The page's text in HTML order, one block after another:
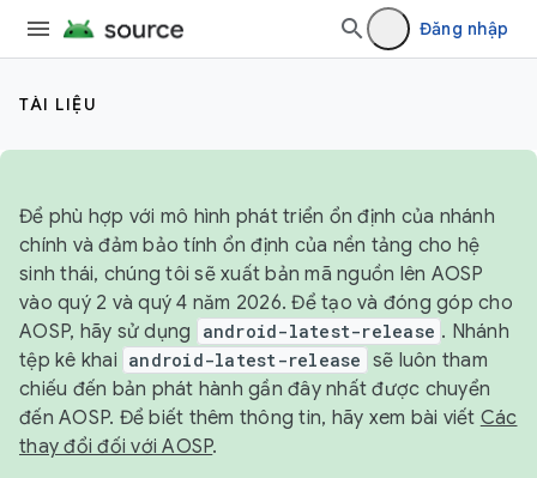
Đăng nhập
TÀI LIỆU
Để phù hợp với mô hình phát triển ổn định của nhánh
chính và đảm bảo tính ổn định của nền tảng cho hệ
sinh thái, chúng tôi sẽ xuất bản mã nguồn lên AOSP
vào quý 2 và quý 4 năm 2026. Để tạo và đóng góp cho
AOSP, hãy sử dụng
android-latest-release . Nhánh
tệp kê khai android-latest-release sẽ luôn tham
chiếu đến bản phát hành gần đây nhất được chuyển
đến AOSP. Để biết thêm thông tin, hãy xem bài viết Các
thay đổi đối với AOSP.